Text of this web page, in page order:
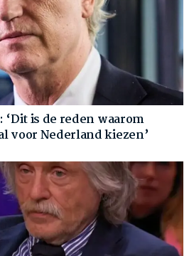
is de reden waarom
voor Nederland kiezen’